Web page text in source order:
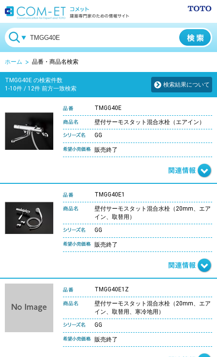
ホーム 品番・商品名検索
TMGG40E の検索件数
1-10件 / 12件 前方一致検索
検索結果について
TMGG40E
壁付サーモスタット混合水栓（エアイン）
GG
販売終了
TMGG40E1
壁付サーモスタット混合水栓（20mm、エア
イン、取替用）
GG
販売終了
TMGG40E1Z
壁付サーモスタット混合水栓（20mm、エア
イン、取替用、寒冷地用）
GG
販売終了